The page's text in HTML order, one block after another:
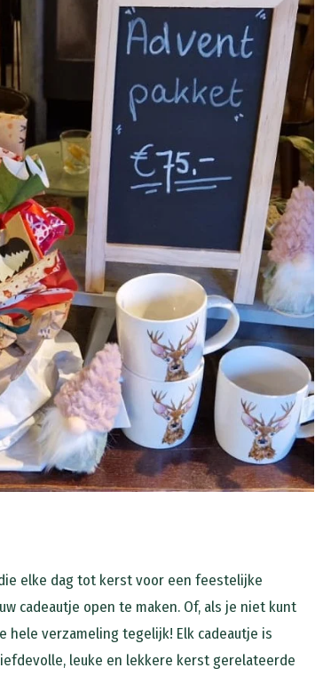
elke dag tot kerst voor een feestelijke
cadeautje open te maken. Of, als je niet kunt
hele verzameling tegelijk! Elk cadeautje is
leuke en lekkere kerst gerelateerde